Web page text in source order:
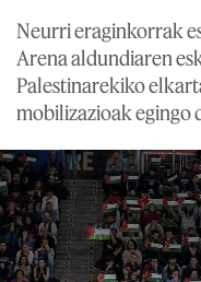
Neurri eraginkorrak
Arena aldundiaren
Palestinarekiko
mobilizazioak egingo